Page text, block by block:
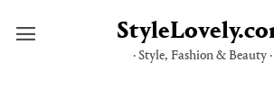
· Style, Fashion & Beauty ·